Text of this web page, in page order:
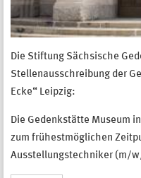
Die Stiftung Sächsische
Stellenausschreibung der
Ecke“ Leipzig:
Die Gedenkstätte Museum
zum frühestmöglichen
Ausstellungstechniker (m/